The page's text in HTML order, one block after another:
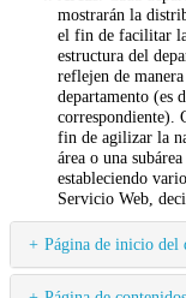
mostrarán la
el fin de facilitar
estructura del
reflejen de
departamento (es
correspondiente).
fin de agilizar la
área o una
estableciendo
Servicio Web,
Página de inicio del